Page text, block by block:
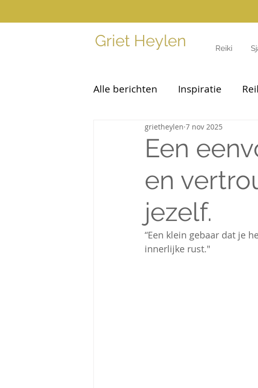
Griet Heylen Reiki
Alle berichten Inspiratie
Een
en
jezelf.
grietheylen 7 nov 2025
“Een klein gebaar dat je
innerlijke rust."